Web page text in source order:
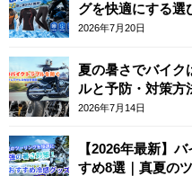
グを快適にする選
2026年7月20日
夏の暑さでバイク
ルと予防・対策方
2026年7月14日
【2026年最新】
すめ8選｜真夏の